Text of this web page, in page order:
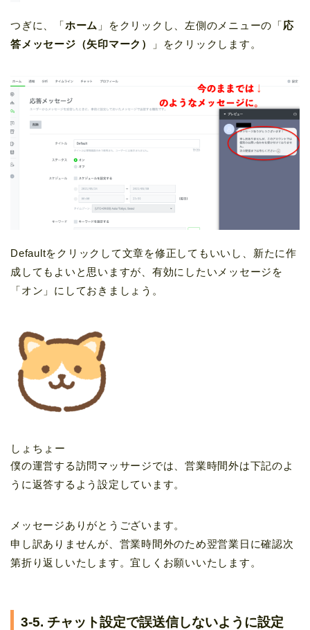
つぎに、「ホーム 」をクリックし、左側のメニューの「応
答メッセージ（矢印マーク）
」をクリックします。
Defaultをクリックして文章を修正してもいいし、新たに作
成してもよいと思いますが、 有効にしたいメッセージを
「オン」にしておきましょう。
しょちょー
僕の運営する訪問マッサージでは、営業時間外は下記のよ
うに返答するよう設定しています。
メッセージありがとうございます。
申し訳ありませんが、営業時間外のため翌営業日に確認次
第折り返しいたします。宜しくお願いいたします。
3-5. チャット設定で誤送信しないように設定